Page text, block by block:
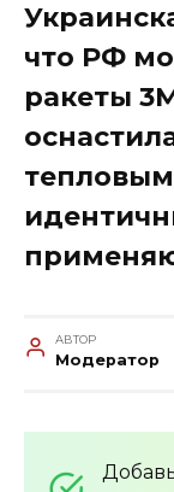
что РФ
ракеты
АВТОР
Модератор